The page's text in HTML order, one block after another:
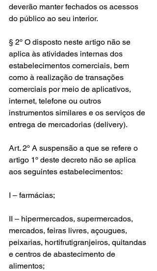
deverão manter fechados os acessos
do público ao seu interior.
§ 2º O disposto neste artigo não se
aplica às atividades internas dos
estabelecimentos comerciais, bem
como à realização de transações
comerciais por meio de aplicativos,
internet, telefone ou outros
instrumentos similares e os serviços de
entrega de mercadorias (delivery).
Art. 2º A suspensão a que se refere o
artigo 1º deste decreto não se aplica
aos seguintes estabelecimentos:
I – farmácias;
II – hipermercados, supermercados,
mercados, feiras livres, açougues,
peixarias, hortifrutigranjeiros, quitandas
e centros de abastecimento de
alimentos;